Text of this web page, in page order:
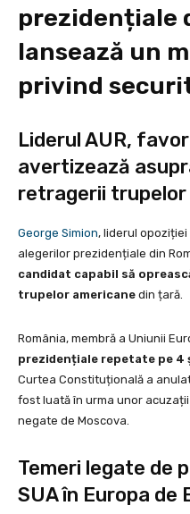
prezidențiale
lansează un
privind
Liderul AUR,
avertizează
retragerii trupelor
George Simion, liderul
alegerilor prezidențiale din
candidat capabil să
trupelor americane din țară.
România, membră a Uniunii
prezidențiale repetate pe 4
Curtea Constituțională a
fost luată în urma unor
negate de Moscova.
Temeri legate de
SUA în Europa de